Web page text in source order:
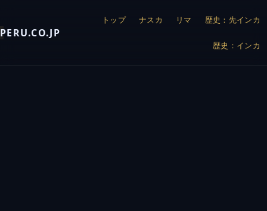
PERU.CO.JP
トップ ナスカ リマ 歴史：先インカ
歴史：インカ